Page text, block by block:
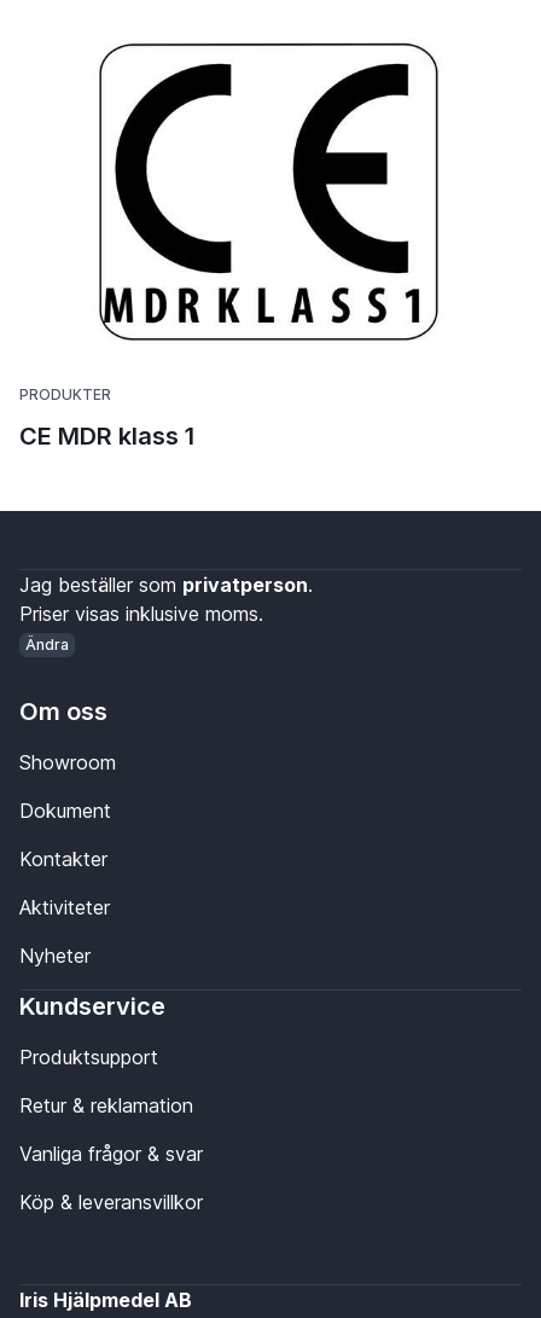
PRODUKTER
CE MDR klass 1
Jag beställer som privatperson.
Priser visas inklusive moms.
Ändra
Om oss
Showroom
Dokument
Kontakter
Aktiviteter
Nyheter
Kundservice
Produktsupport
Retur & reklamation
Vanliga frågor & svar
Köp & leveransvillkor
Iris Hjälpmedel AB